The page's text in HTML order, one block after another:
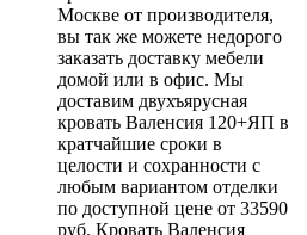
Москве от производителя,
вы так же можете недорого
заказать доставку мебели
домой или в офис. Мы
доставим двухъярусная
кровать Валенсия 120+ЯП в
кратчайшие сроки в
целости и сохранности с
любым вариантом отделки
по доступной цене от 33590
руб. Кровать Валенсия